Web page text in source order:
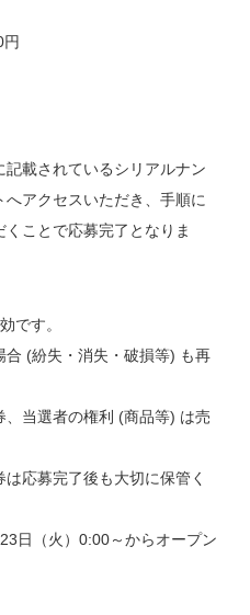
円
載されているシリアルナン
アクセスいただき、手順に
ことで応募完了となりま
です。
合 (紛失・消失・破損等) も再
当選者の権利 (商品等) は売
応募完了後も大切に保管く
日（火）0:00～からオープン